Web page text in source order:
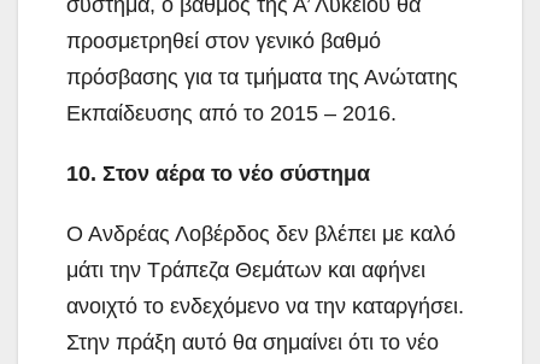
προσμετρηθεί στον γενικό βαθμό
πρόσβασης για τα τμήματα της Ανώτατης
Εκπαίδευσης από το 2015 – 2016.
10. Στον αέρα το νέο σύστημα
Ο Ανδρέας Λοβέρδος δεν βλέπει με καλό
μάτι την Τράπεζα Θεμάτων και αφήνει
ανοιχτό το ενδεχόμενο να την καταργήσει.
Στην πράξη αυτό θα σημαίνει ότι το νέο